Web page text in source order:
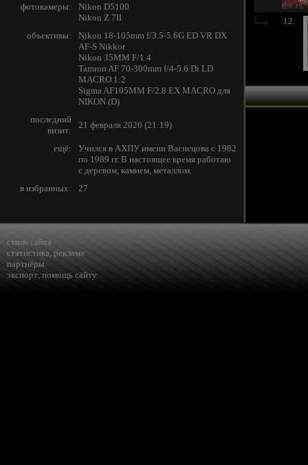
фотокамеры:
Nikon D5100
Nikon Z 7II
объективы:
Nikon 18-105mm f/3.5-5.6G ED VR DX
AF-S Nikkor
Nikon 35MM F/1.4
Tamron AF 70-300mm f/4-5.6 Di LD
MACRO 1:2
Sigma AF105MM F/2.8 EX MACRO для
NIKON (D)
последний
визит:
21 февраля 2026 (21:19)
ещё:
Учился в АХПУ имени Васнецова с 1982
по 1989 гг. В настоящее время работаю
с деревом, камнем, металлом.
в избранных:
27
12.
стиль сайта
статистика, реклама
партнёры
экспорт, помощь сайту